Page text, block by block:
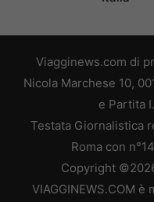
Viagginews.com di
Nicola Marchese 10,
e Partita
Testata Giornalistica
Roma con
Copyright
VIAGGINEWS.COM